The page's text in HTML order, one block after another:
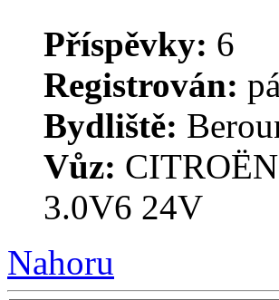
Příspěvky: 6
Registrován:
Bydliště:
Vůz:
3.0V6 24V
Nahoru